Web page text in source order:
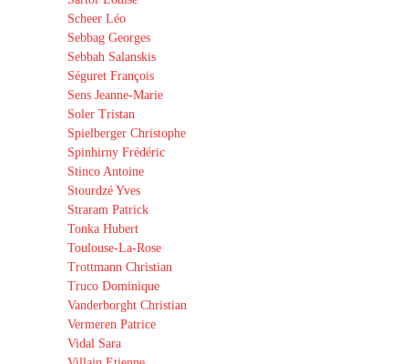
Scheer Léo
Sebbag Georges
Sebbah Salanskis
Séguret François
Sens Jeanne-Marie
Soler Tristan
Spielberger Christophe
Spinhirny Frédéric
Stinco Antoine
Stourdzé Yves
Straram Patrick
Tonka Hubert
Toulouse-La-Rose
Trottmann Christian
Truco Dominique
Vanderborght Christian
Vermeren Patrice
Vidal Sara